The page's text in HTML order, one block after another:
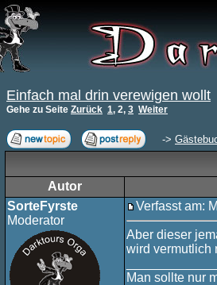
Einfach mal drin verewigen wollt
Gehe zu Seite Zurück 1, 2, 3 Weiter
->
Autor
SorteFyrste
Moderator
Verfasst am:
Aber dieser
wird vermutlich
Man sollte nur